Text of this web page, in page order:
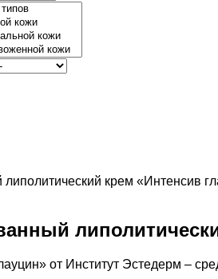
от Институт Эстедерм –